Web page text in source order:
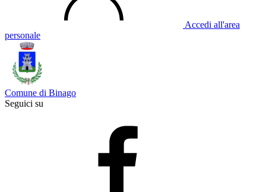
Accedi all'area
personale
Comune di Binago
Seguici su